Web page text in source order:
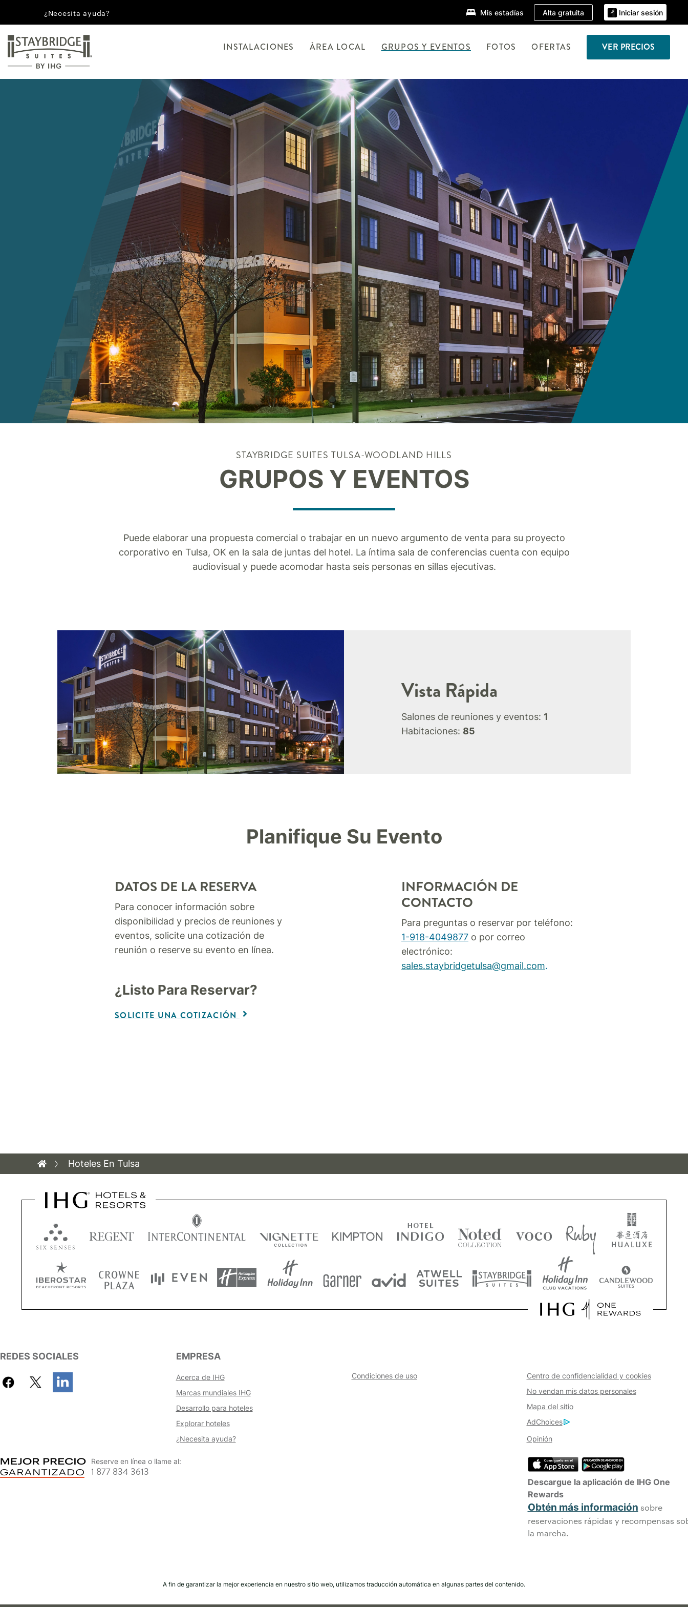
¿Necesita ayuda? Mis estadías Alta gratuita Iniciar sesión
INSTALACIONES ÁREA LOCAL GRUPOS Y EVENTOS FOTOS OFERTAS VER PRECIOS
STAYBRIDGE SUITES TULSA-WOODLAND HILLS
GRUPOS Y EVENTOS
Puede elaborar una propuesta comercial o trabajar en un nuevo argumento de venta para su proyecto
corporativo en Tulsa, OK en la sala de juntas del hotel. La íntima sala de conferencias cuenta con equipo
audiovisual y puede acomodar hasta seis personas en sillas ejecutivas.
Vista Rápida
Salones de reuniones y eventos: 1
Habitaciones: 85
Planifique Su Evento
DATOS DE LA RESERVA
Para conocer información sobre
disponibilidad y precios de reuniones y
eventos, solicite una cotización de
reunión o reserve su evento en línea.
¿Listo Para Reservar?
SOLICITE UNA COTIZACIÓN
INFORMACIÓN DE
CONTACTO
Para preguntas o reservar por teléfono:
1-918-4049877 o por correo
electrónico:
sales.staybridgetulsa@gmail.com.
Hoteles En Tulsa
REDES SOCIALES EMPRESA
Acerca de IHG
Marcas mundiales IHG
Desarrollo para hoteles
Explorar hoteles
¿Necesita ayuda?
Condiciones de uso
Centro de confidencialidad y cookies
No vendan mis datos personales
Mapa del sitio
AdChoices
Opinión
Reserve en línea o llame al:
1 877 834 3613
Descargue la aplicación de IHG One
Rewards
Obtén más información sobre
reservaciones rápidas y recompensas
la marcha.
A fin de garantizar la mejor experiencia en nuestro sitio web, utilizamos traducción automática en algunas partes del contenido.